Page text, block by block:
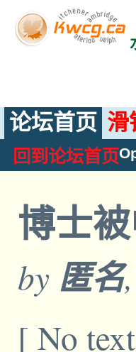
论坛首页 滑
回到论坛首页
博士
by 匿名
[ No